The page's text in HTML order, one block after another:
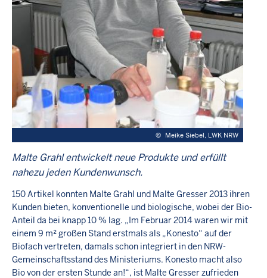
© Meike Siebel, LWK NRW
Malte Grahl entwickelt neue Produkte und erfüllt
nahezu jeden Kundenwunsch.
150 Artikel konnten Malte Grahl und Malte Gresser 2013 ihren
Kunden bieten, konventionelle und biologische, wobei der Bio-
Anteil da bei knapp 10 % lag. „Im Februar 2014 waren wir mit
einem 9 m² großen Stand erstmals als „Konesto“ auf der
Biofach vertreten, damals schon integriert in den NRW-
Gemeinschaftsstand des Ministeriums. Konesto macht also
Bio von der ersten Stunde an!“, ist Malte Gresser zufrieden